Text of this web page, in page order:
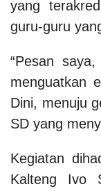
yang
guru-guru
“Pesan
menguatkan
Dini, menuju
SD yang
Kegiatan
Kalteng Ivo